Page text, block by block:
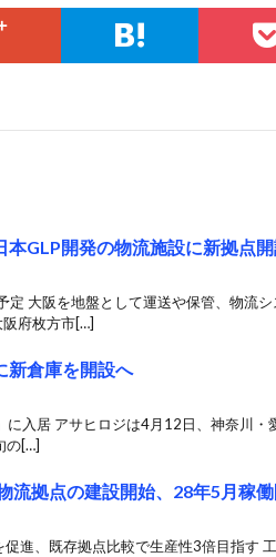
GLP開発の物流施設に新拠点
大阪を地盤として運送や保管、物流
府枚方市[…]
新倉庫を開設へ
入居 アサヒロジは4月12日、神奈川・
の[…]
流拠点の建設開始、28年5月稼
進、既存拠点比較で生産性3倍目指す